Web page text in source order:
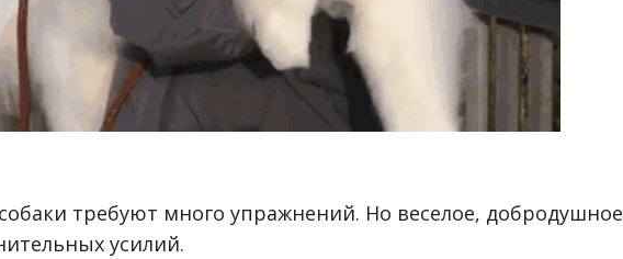
требуют много упражнений. Но веселое, добродушное
усилий.